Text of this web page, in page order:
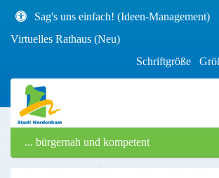
Sag's uns einfach! (Ideen-Management)
Virtuelles Rathaus (Neu)
Schriftgröße
... bürgernah und kompetent